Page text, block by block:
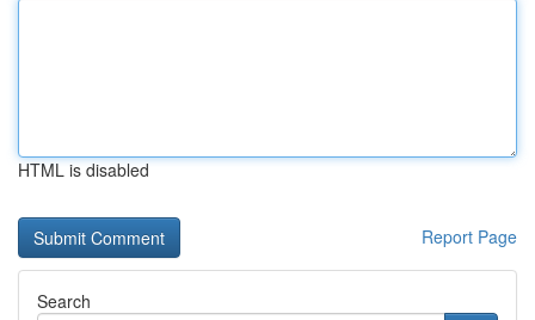
HTML is disabled
Report Page
Search